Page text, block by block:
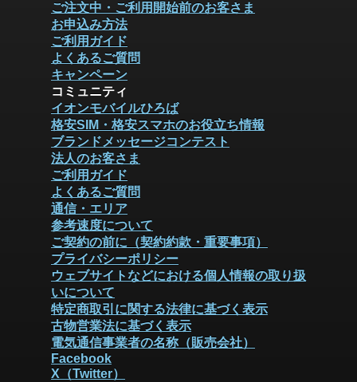
ご注文中・ご利用開始前のお客さま
お申込み方法
ご利用ガイド
よくあるご質問
キャンペーン
コミュニティ
イオンモバイルひろば
格安SIM・格安スマホのお役立ち情報
ブランドメッセージコンテスト
法人のお客さま
ご利用ガイド
よくあるご質問
通信・エリア
参考速度について
ご契約の前に（契約約款・重要事項）
プライバシーポリシー
ウェブサイトなどにおける個人情報の取り扱
いについて
特定商取引に関する法律に基づく表示
古物営業法に基づく表示
電気通信事業者の名称（販売会社）
Facebook
X（Twitter）